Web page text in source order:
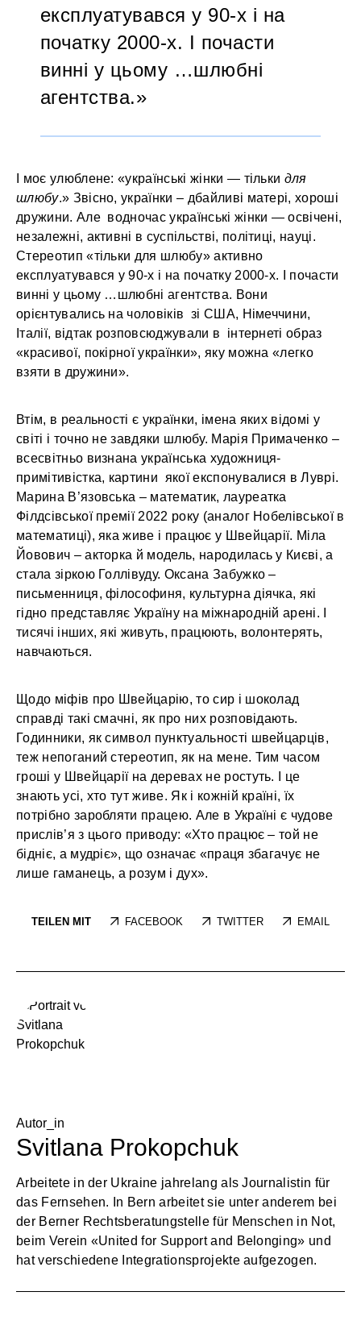
експлуатувався у 90-х і на
початку 2000-х. І почасти
винні у цьому …шлюбні
агентства.
І моє улюблене: «українські жінки — тільки для
шлюбу.» Звісно, українки – дбайливі матері, хороші
дружини. Але водночас українські жінки — освічені,
незалежні, активні в суспільстві, політиці, науці.
Стереотип «тільки для шлюбу» активно
експлуатувався у 90-х і на початку 2000-х. І почасти
винні у цьому …шлюбні агентства. Вони
орієнтувались на чоловіків зі США, Німеччини,
Італії, відтак розповсюджували в інтернеті образ
«красивої, покірної українки», яку можна «легко
взяти в дружини».
Втім, в реальності є українки, імена яких відомі у
світі і точно не завдяки шлюбу. Марія Примаченко –
всесвітньо визнана українська художниця-
примітивістка, картини якої експонувалися в Луврі.
Марина В’язовська – математик, лауреатка
Філдсівської премії 2022 року (аналог Нобелівської в
математиці), яка живе і працює у Швейцарії. Міла
Йовович – акторка й модель, народилась у Києві, а
стала зіркою Голлівуду. Оксана Забужко –
письменниця, філософиня, культурна діячка, які
гідно представляє Україну на міжнародній арені. І
тисячі інших, які живуть, працюють, волонтерять,
навчаються.
Щодо міфів про Швейцарію, то сир і шоколад
справді такі смачні, як про них розповідають.
Годинники, як символ пунктуальності швейцарців,
теж непоганий стереотип, як на мене. Тим часом
гроші у Швейцарії на деревах не ростуть. І це
знають усі, хто тут живе. Як і кожній країні, їх
потрібно заробляти працею. Але в Україні є чудове
прислів’я з цього приводу: «Хто працює – той не
бідніє, а мудріє», що означає «праця збагачує не
лише гаманець, а розум і дух».
TEILEN MIT FACEBOOK TWITTER EMAIL
Autor_in
Svitlana Prokopchuk
Arbeitete in der Ukraine jahrelang als Journalistin für
das Fernsehen. In Bern arbeitet sie unter anderem bei
der Berner Rechtsberatungstelle für Menschen in Not,
beim Verein «United for Support and Belonging» und
hat verschiedene Integrationsprojekte aufgezogen.